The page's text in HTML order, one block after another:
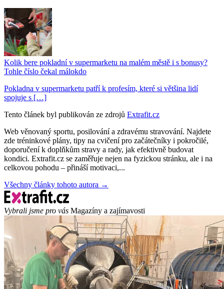
Kolik bere pokladní v supermarketu na malém městě i s bonusy?
Tohle číslo čekal málokdo
Pokladna v supermarketu patří k profesím, které si většina lidí
spojuje s […]
Tento článek byl publikován ze zdrojů Extrafit.cz
Web věnovaný sportu, posilování a zdravému stravování. Najdete
zde tréninkové plány, tipy na cvičení pro začátečníky i pokročilé,
doporučení k doplňkům stravy a rady, jak efektivně budovat
kondici. Extrafit.cz se zaměřuje nejen na fyzickou stránku, ale i na
celkovou pohodu – přináší motivaci,...
Všechny články tohoto autora →
Vybrali jsme pro vás Magazíny a zajímavosti